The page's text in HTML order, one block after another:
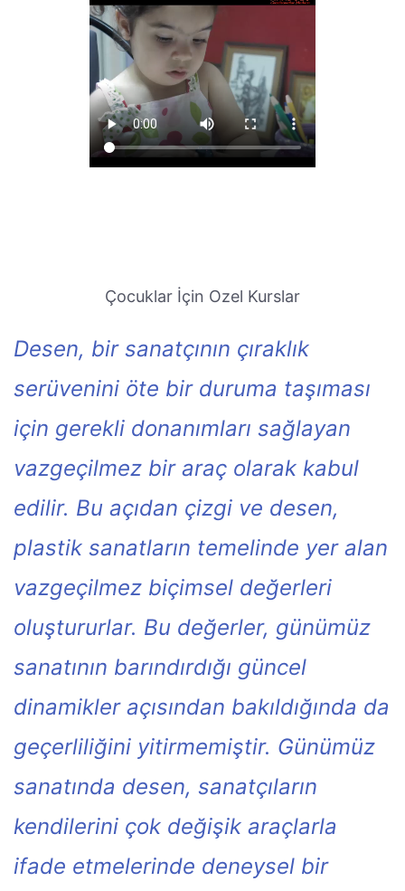
Çocuklar İçin Ozel Kurslar
Desen, bir sanatçının çıraklık
serüvenini öte bir duruma taşıması
için gerekli donanımları sağlayan
vazgeçilmez bir araç olarak kabul
edilir. Bu açıdan çizgi ve desen,
plastik sanatların temelinde yer alan
vazgeçilmez biçimsel değerleri
oluştururlar. Bu değerler, günümüz
sanatının barındırdığı güncel
dinamikler açısından bakıldığında da
geçerliliğini yitirmemiştir. Günümüz
sanatında desen, sanatçıların
kendilerini çok değişik araçlarla
ifade etmelerinde deneysel bir